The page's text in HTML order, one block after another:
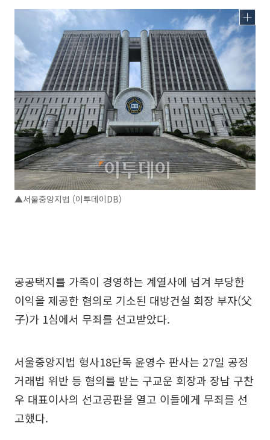
▲서울중앙지법 (이투데이DB)
공공택지를 가족이 경영하는 계열사에 넘겨 부당한
이익을 제공한 혐의로 기소된 대방건설 회장 부자(父
子)가 1심에서 무죄를 선고받았다.
서울중앙지법 형사18단독 윤영수 판사는 27일 공정
거래법 위반 등 혐의를 받는 구교운 회장과 장남 구찬
우 대표이사의 선고공판을 열고 이들에게 무죄를 선
고했다.